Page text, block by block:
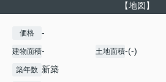
【地図】
価格 -
建物面積- 土地面積-(-)
築年数 新築